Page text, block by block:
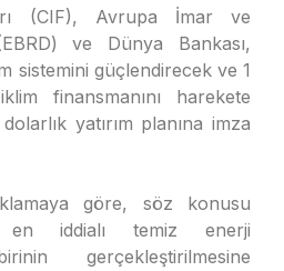
(CIF), Avrupa İmar ve
ve Dünya Bankası,
sistemini güçlendirecek ve 1
finansmanını harekete
yatırım planına imza
göre, söz konusu
en iddialı temiz enerji
gerçekleştirilmesine